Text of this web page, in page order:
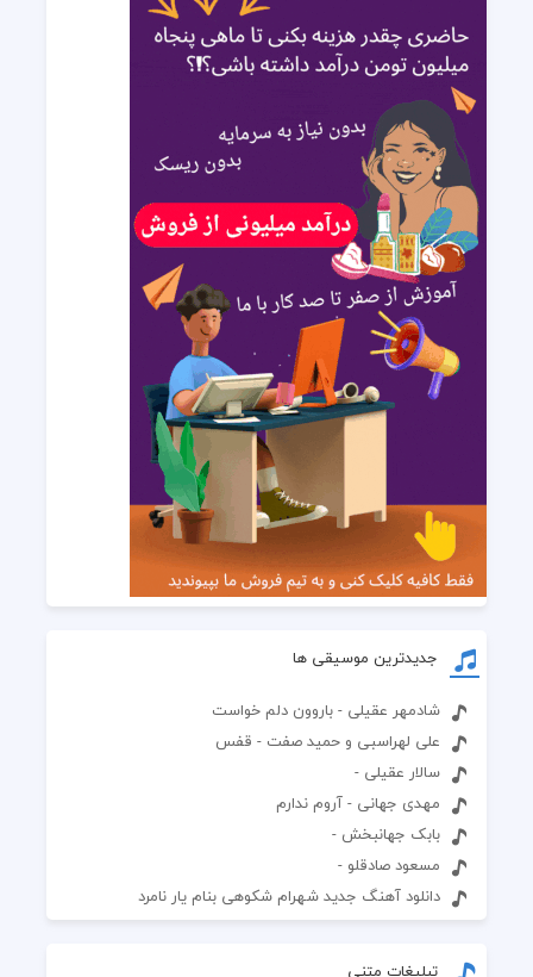
جدیدترین موسیقی ها
شادمهر عقیلی - باروون دلم خواست
علی لهراسبی و حمید صفت - قفس
سالار عقیلی -
مهدی جهانی - آروم ندارم
بابک جهانبخش -
مسعود صادقلو -
دانلود آهنگ جدید شهرام شکوهی بنام یار نامرد
تبلیغات متنی